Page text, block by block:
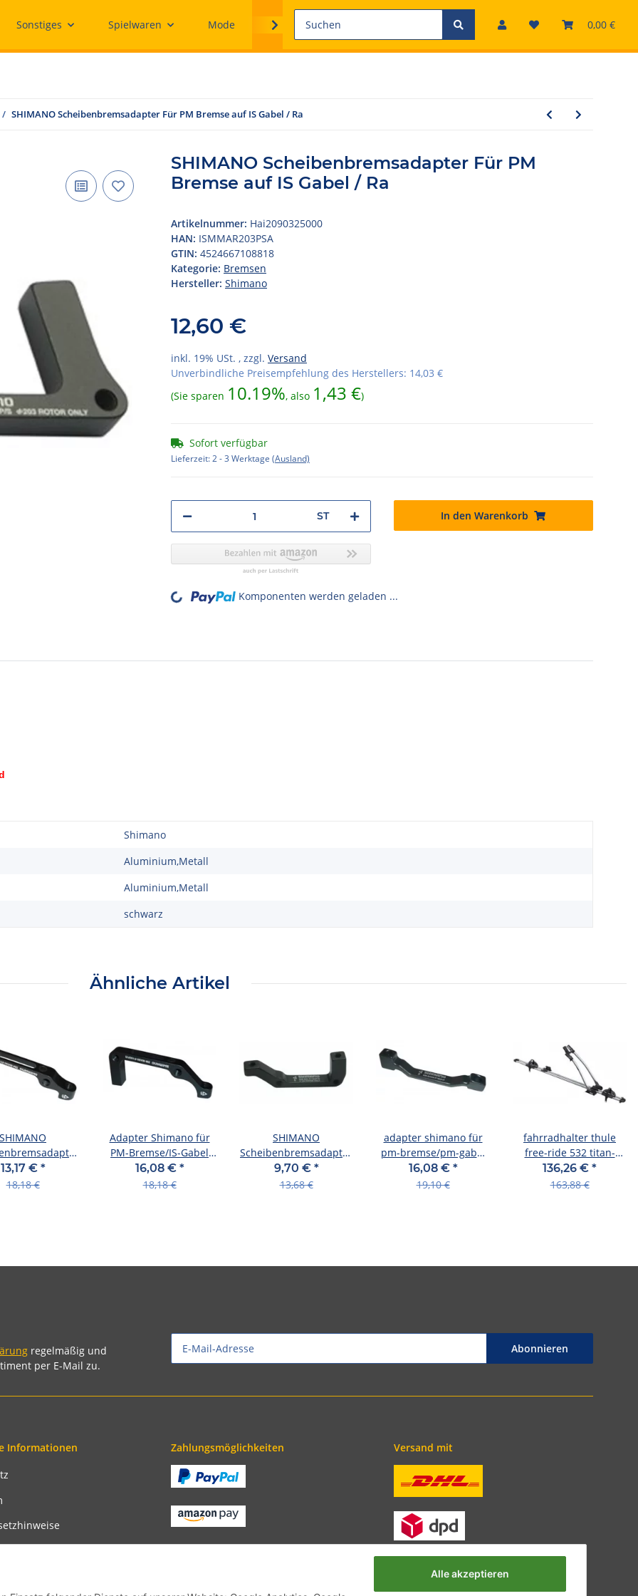
0,00 €
Sonstiges Spielwaren Mode Ersatzteile
SHIMANO Scheibenbremsadapter Für PM Bremse auf IS Gabel / Ra
SHIMANO Scheibenbremsadapter Für PM
Bremse auf IS Gabel / Ra
Artikelnummer: Hai2090325000
HAN: ISMMAR203PSA
GTIN: 4524667108818
Kategorie: Bremsen
Hersteller: Shimano
12,60 €
inkl. 19% USt. , zzgl. Versand
Unverbindliche Preisempfehlung des Herstellers: 14,03 €
(Sie sparen 10.19%, also 1,43 €)
Sofort verfügbar
Lieferzeit:2 - 3 Werktage (Ausland)
ST In den Warenkorb
Loading... Komponenten werden geladen ...
Shimano
Aluminium,Metall
Aluminium,Metall
schwarz
Ähnliche Artikel
SHIMANO
Bremse auf IS
Rahmen
13,17 € *
18,18 €
Adapter Shimano für
PM-Bremse/IS-Gabel
HR, für 180mm, für BR-
M 985
16,08 € *
18,18 €
SHIMANO
Scheibenbremsadapter
PM Bremse auf IS
Rahmen
9,70 € *
13,68 €
adapter shimano für
pm-bremse/pm-gabel
vr, für180mm, für
brm985
16,08 € *
19,10 €
fahrradhalter thule
free-ride 532 titan-
farbe
136,26 € *
163,88 €
regelmäßig und
per E-Mail zu.
Abonnieren
Informationen Zahlungsmöglichkeiten Versand mit
Alle akzeptieren